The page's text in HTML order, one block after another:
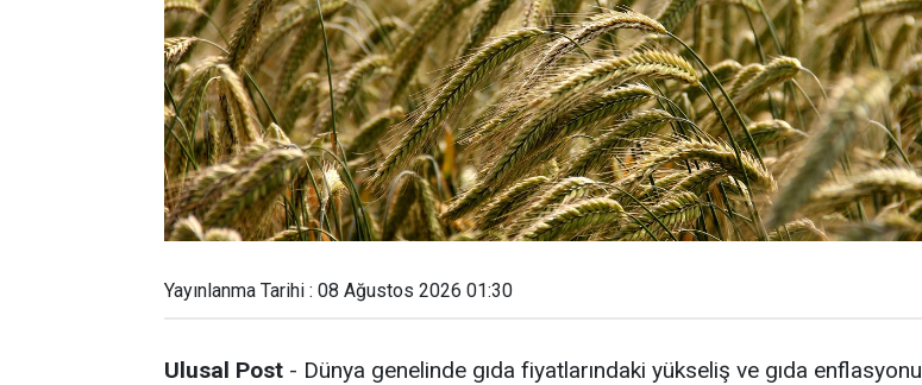
Yayınlanma Tarihi : 08 Ağustos 2026 01:30
Ulusal Post - Dünya genelinde gıda fiyatlarındaki yükseliş ve gıda enflasyonu